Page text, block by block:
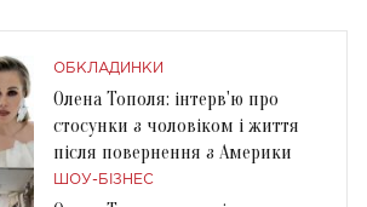
ОБКЛАДИНКИ
Олена Тополя: інтерв'ю про
стосунки з чоловіком і життя
після повернення з Америки
ШОУ-БІЗНЕС